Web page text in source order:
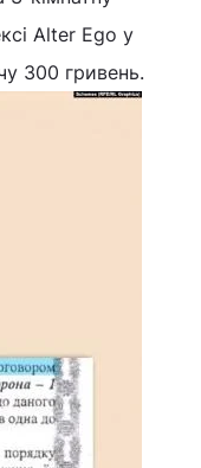
Alter Ego у
300 гривень.